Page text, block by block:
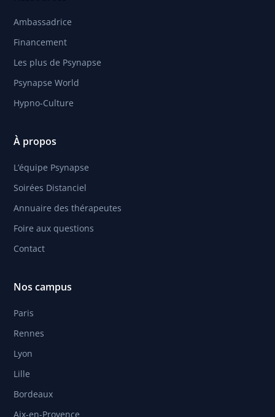
Ambassadrice
Financement
Les plus de Psynapse
Psynapse World
Hypno-Culture
À propos
L’équipe Psynapse
Soirées Distanciel
Annuaire des thérapeutes
Foire aux questions
Contact
Nos campus
Paris
Rennes
Lyon
Lille
Bordeaux
Aix-en-Provence